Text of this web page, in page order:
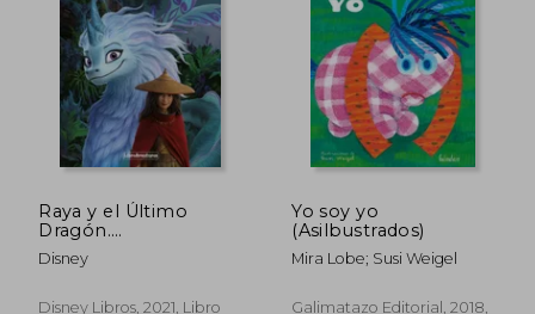
Raya y el Último
Dragón.
Libroaventuras:
Incluye un Cuento,
Disney
Disney Libros, 2021, Libro
Yo soy yo
(Asilbustrados)
Mira Lobe; Susi Weigel
Galimatazo Editorial, 2018,